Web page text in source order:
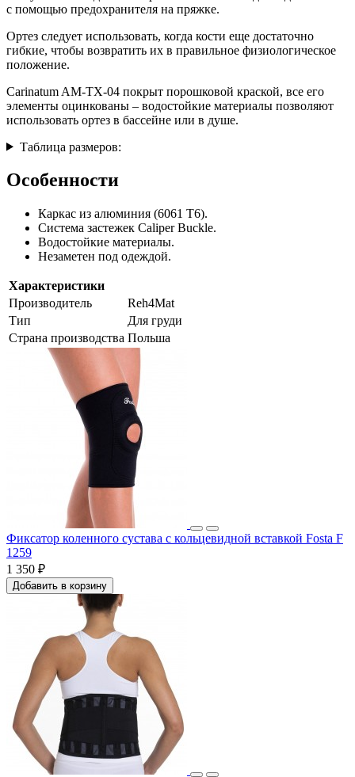
с помощью предохранителя на пряжке.
Ортез следует использовать, когда кости еще достаточно
гибкие, чтобы возвратить их в правильное физиологическое
положение.
Carinatum AM-TX-04 покрыт порошковой краской, все его
элементы оцинкованы – водостойкие материалы позволяют
использовать ортез в бассейне или в душе.
Таблица размеров:
Особенности
Каркас из алюминия (6061 T6).
Система застежек Caliper Buckle.
Водостойкие материалы.
Незаметен под одеждой.
Характеристики
Производитель
Reh4Mat
Тип
Для груди
Страна производства Польша
Фиксатор коленного сустава с кольцевидной вставкой Fosta F
1259
1 350 ₽
Добавить в корзину